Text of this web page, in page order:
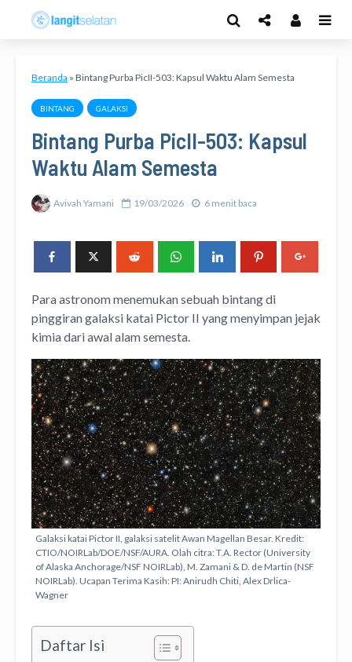
Beranda » Bintang Purba PicII-503: Kapsul Waktu Alam Semesta
BINTANG GALAKSI
Bintang Purba PicII-503: Kapsul
Waktu Alam Semesta
Avivah Yamani 19/03/2026 6 menit baca
Para astronom menemukan sebuah bintang di
pinggiran galaksi katai Pictor II yang menyimpan jejak
kimia dari awal alam semesta.
Galaksi katai Pictor II, galaksi satelit Awan Magellan Besar. Kredit:
CTIO/NOIRLab/DOE/NSF/AURA. Olah citra: T.A. Rector (University
of Alaska Anchorage/NSF NOIRLab), M. Zamani & D. de Martin (NSF
NOIRLab). Ucapan Terima Kasih: PI: Anirudh Chiti, Alex Drlica-
Wagner
Daftar Isi